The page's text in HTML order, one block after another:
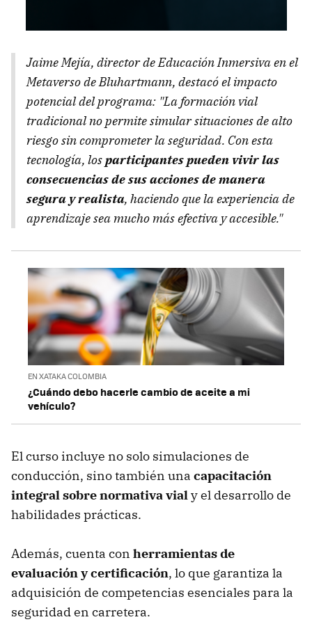
Jaime Mejía, director de Educación Inmersiva en el
Metaverso de Bluhartmann, destacó el impacto
potencial del programa: "La formación vial
tradicional no permite simular situaciones de alto
riesgo sin comprometer la seguridad. Con esta
tecnología, losparticipantes pueden vivir las
consecuencias de sus acciones de manera
segura y realista, haciendo que la experiencia de
aprendizaje sea mucho más efectiva y accesible."
EN XATAKA COLOMBIA
¿Cuándo debo hacerle cambio de aceite a mi
vehículo?
El curso incluye no solo simulaciones de
conducción, sino también una capacitación
integral sobre normativa vialy el desarrollo de
habilidades prácticas.
Además, cuenta con herramientas de
evaluación y certificación, lo que garantiza la
adquisición de competencias esenciales para la
seguridad en carretera.